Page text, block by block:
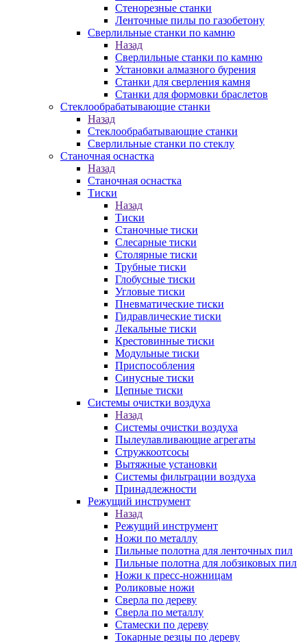
Стенорезные станки
Ленточные пилы по газобетону
Сверлильные станки по камню
Назад
Сверлильные станки по камню
Установки алмазного бурения
Станки для сверления камня
Станки для формовки браслетов
Стеклообрабатывающие станки
Назад
Стеклообрабатывающие станки
Сверлильные станки по стеклу
Станочная оснастка
Назад
Станочная оснастка
Тиски
Назад
Тиски
Станочные тиски
Слесарные тиски
Столярные тиски
Трубные тиски
Глобусные тиски
Угловые тиски
Пневматические тиски
Гидравлические тиски
Лекальные тиски
Крестовинные тиски
Модульные тиски
Приспособления
Синусные тиски
Цепные тиски
Системы очистки воздуха
Назад
Системы очистки воздуха
Пылеулавливающие агрегаты
Стружкоотсосы
Вытяжные установки
Системы фильтрации воздуха
Принадлежности
Режущий инструмент
Назад
Режущий инструмент
Ножи по металлу
Пильные полотна для ленточных пил
Пильные полотна для лобзиковых пил
Ножи к пресс-ножницам
Роликовые ножи
Сверла по дереву
Сверла по металлу
Стамески по дереву
Токарные резцы по дереву